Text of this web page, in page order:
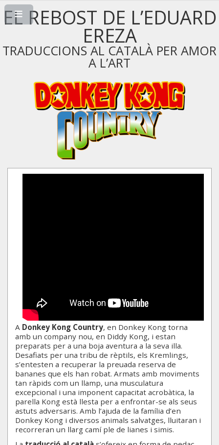
EL REBOST DE L’EDUARD
EREZA
TRADUCCIONS AL CATALÀ PER AMOR
A L’ART
A Donkey Kong Country, en Donkey Kong torna
amb un company nou, en Diddy Kong, i estan
preparats per a una boja aventura a la seva illa.
Desafiats per una tribu de rèptils, els Kremlings,
s’entesten a recuperar la preuada reserva de
bananes que els han robat. Armats amb moviments
tan ràpids com un llamp, una musculatura
excepcional i una imponent capacitat acrobàtica, la
parella Kong està llesta per a enfrontar-se als seus
astuts adversaris. Amb l’ajuda de la família d’en
Donkey Kong i diversos animals salvatges, lluitaran i
recorreran un llarg camí ple de lianes i simis.